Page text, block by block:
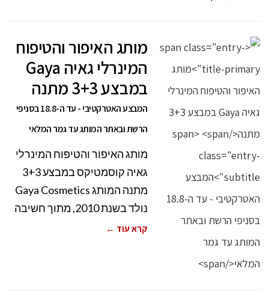
מותג האיפור והטיפוח
המינרלי גאיה Gaya
במבצע 3+3 מתנה
המבצע האטרקטיבי - עד ה-18.8 בסניפי
הרשת ובאתר המותג עד גמר המלאי
מותג האיפור והטיפוח המינרלי
גאיה קוסמטיקס במבצע 3+3
מתנה המותג Gaya Cosmetics
נולד בשנת 2010, מתוך חשיבה
קרא עוד ←